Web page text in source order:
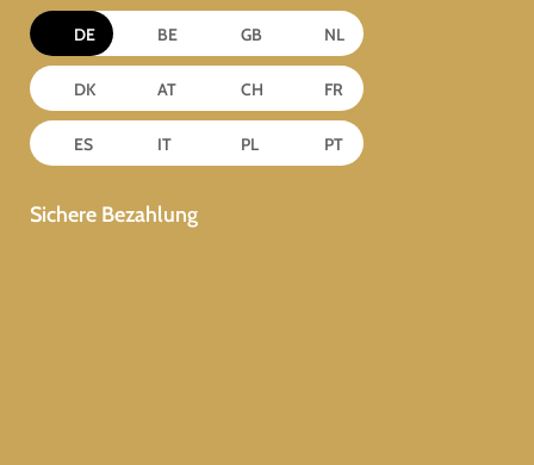
DE BE GB NL
DK AT CH FR
ES IT PL PT
Sichere Bezahlung